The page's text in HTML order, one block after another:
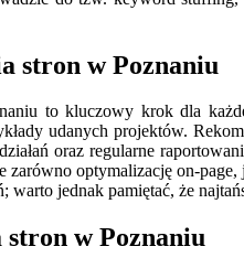
stron w Poznaniu
to kluczowy krok dla
udanych projektów.
oraz regularne
optymalizację on-
jednak pamiętać, że
stron w Poznaniu